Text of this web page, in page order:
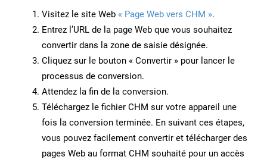
Visitez le site Web « Page Web vers CHM ».
Entrez l’URL de la page Web que vous souhaitez
convertir dans la zone de saisie désignée.
Cliquez sur le bouton « Convertir » pour lancer le
processus de conversion.
Attendez la fin de la conversion.
Téléchargez le fichier CHM sur votre appareil une
fois la conversion terminée. En suivant ces étapes,
vous pouvez facilement convertir et télécharger des
pages Web au format CHM souhaité pour un accès